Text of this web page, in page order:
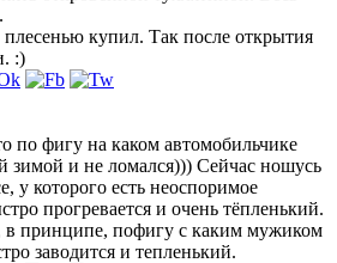
купил. Так после открытия
:)
по фигу на каком автомобильчике
зимой и не ломался))) Сейчас ношусь
у которого есть неоспоримое
прогревается и очень тёпленький.
в принципе, пофигу с каким мужиком
заводится и тепленький.